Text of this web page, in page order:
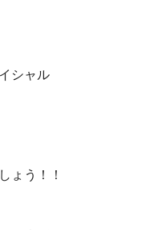
シャル
ょう！！